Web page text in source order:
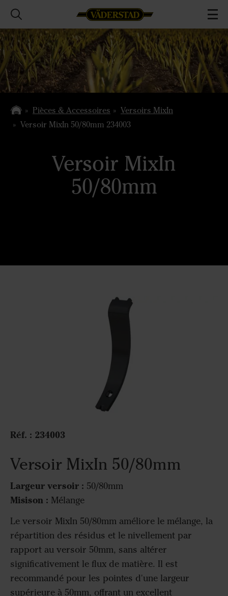
Pièces & Accessoires
Versoirs MixIn
Versoir MixIn 50/80mm 234003
Versoir MixIn
50/80mm
Réf. : 234003
Versoir MixIn 50/80mm
Largeur versoir : 50/80mm
Misison : Mélange
Le versoir MixIn 50/80mm améliore le mélange, la
répartition des résidus et le nivellement par
rapport au versoir 50mm, sans altérer
significativement le flux de matière. Il est
recommandé pour les pointes d'une largeur
supérieure à 50mm, offrant un excellent